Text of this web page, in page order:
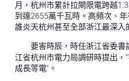
月，杭州市累計拉閘限電跨越
到達2655萬千瓦時。高頻次、
誰炎天杭州甚至全部浙江最深入
要害時辰，時任浙江省委書
江省杭州市電力局調研時提出，
成長等電”。